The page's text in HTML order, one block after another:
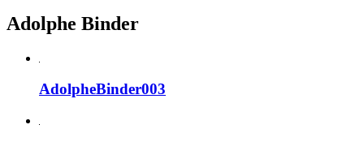
Adolphe Binder
AdolpheBinder003